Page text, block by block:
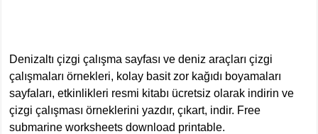
Denizaltı çizgi çalışma sayfası ve deniz araçları çizgi
çalışmaları örnekleri, kolay basit zor kağıdı boyamaları
sayfaları, etkinlikleri resmi kitabı ücretsiz olarak indirin ve
çizgi çalışması örneklerini yazdır, çıkart, indir. Free
submarine worksheets download printable.